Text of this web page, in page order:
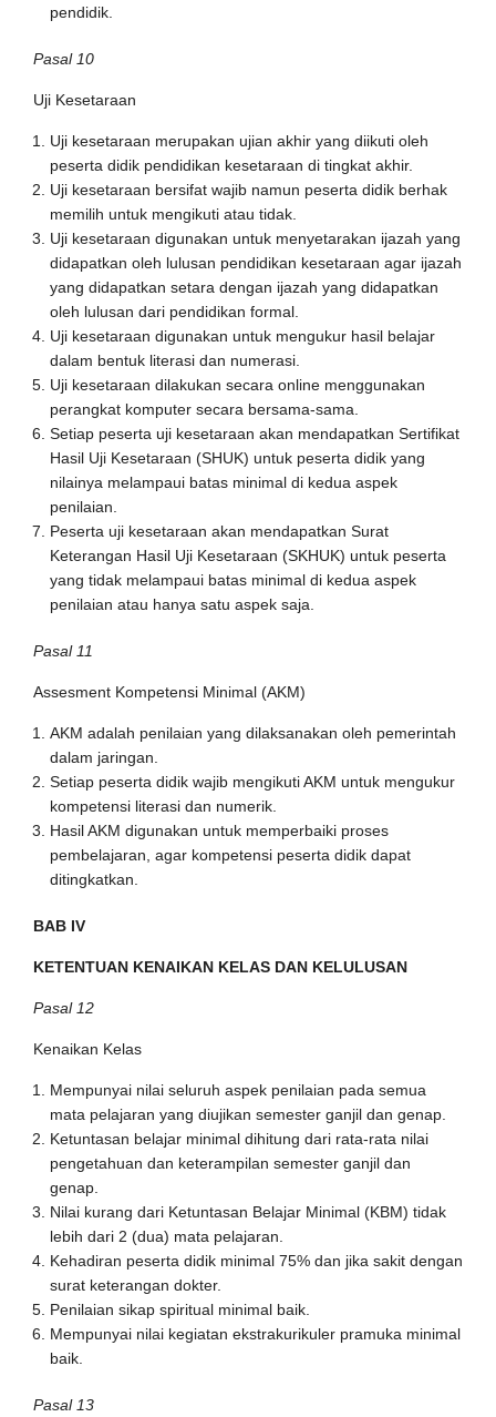
pendidik.
Pasal 10
Uji Kesetaraan
Uji kesetaraan merupakan ujian akhir yang diikuti oleh
peserta didik pendidikan kesetaraan di tingkat akhir.
Uji kesetaraan bersifat wajib namun peserta didik berhak
memilih untuk mengikuti atau tidak.
Uji kesetaraan digunakan untuk menyetarakan ijazah yang
didapatkan oleh lulusan pendidikan kesetaraan agar ijazah
yang didapatkan setara dengan ijazah yang didapatkan
oleh lulusan dari pendidikan formal.
Uji kesetaraan digunakan untuk mengukur hasil belajar
dalam bentuk literasi dan numerasi.
Uji kesetaraan dilakukan secara online menggunakan
perangkat komputer secara bersama-sama.
Setiap peserta uji kesetaraan akan mendapatkan Sertifikat
Hasil Uji Kesetaraan (SHUK) untuk peserta didik yang
nilainya melampaui batas minimal di kedua aspek
penilaian.
Peserta uji kesetaraan akan mendapatkan Surat
Keterangan Hasil Uji Kesetaraan (SKHUK) untuk peserta
yang tidak melampaui batas minimal di kedua aspek
penilaian atau hanya satu aspek saja.
Pasal 11
Assesment Kompetensi Minimal (AKM)
AKM adalah penilaian yang dilaksanakan oleh pemerintah
dalam jaringan.
Setiap peserta didik wajib mengikuti AKM untuk mengukur
kompetensi literasi dan numerik.
Hasil AKM digunakan untuk memperbaiki proses
pembelajaran, agar kompetensi peserta didik dapat
ditingkatkan.
BAB IV
KETENTUAN KENAIKAN KELAS DAN KELULUSAN
Pasal 12
Kenaikan Kelas
Mempunyai nilai seluruh aspek penilaian pada semua
mata pelajaran yang diujikan semester ganjil dan genap.
Ketuntasan belajar minimal dihitung dari rata-rata nilai
pengetahuan dan keterampilan semester ganjil dan
genap.
Nilai kurang dari Ketuntasan Belajar Minimal (KBM) tidak
lebih dari 2 (dua) mata pelajaran.
Kehadiran peserta didik minimal 75% dan jika sakit dengan
surat keterangan dokter.
Penilaian sikap spiritual minimal baik.
Mempunyai nilai kegiatan ekstrakurikuler pramuka minimal
baik.
Pasal 13